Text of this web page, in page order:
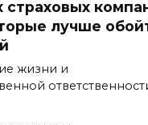
страховых
лучше
жизни и